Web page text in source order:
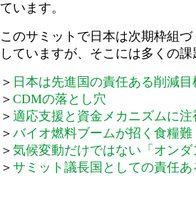
ています。
このサミットで日本は次期枠組
していますが、そこには多くの
＞ 日本は先進国の責任ある削減目
＞ CDMの落とし穴
＞ 適応支援と資金メカニズムに注
＞ バイオ燃料ブームが招く食糧
＞ 気候変動だけではない「オン
＞ サミット議長国としての責任